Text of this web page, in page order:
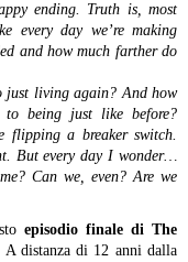
ending. Truth is, most
every day we’re making
and how much farther do
just living again? And how
being just like before?
flipping a breaker switch.
But every day I wonder…
Can we, even? Are we
episodio finale di The
A distanza di 12 anni dalla